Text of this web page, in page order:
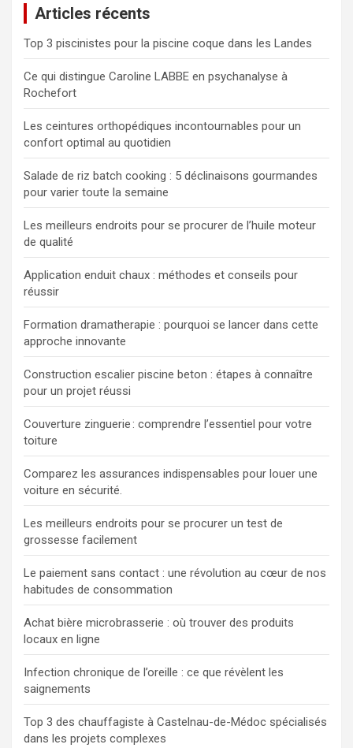
c
h
e
r
Articles récents
Top 3 piscinistes pour la piscine coque dans les Landes
Ce qui distingue Caroline LABBE en psychanalyse à
Rochefort
Les ceintures orthopédiques incontournables pour un
confort optimal au quotidien
Salade de riz batch cooking : 5 déclinaisons gourmandes
pour varier toute la semaine
Les meilleurs endroits pour se procurer de l’huile moteur
de qualité
Application enduit chaux : méthodes et conseils pour
réussir
Formation dramatherapie : pourquoi se lancer dans cette
approche innovante
Construction escalier piscine beton : étapes à connaître
pour un projet réussi
Couverture zinguerie : comprendre l’essentiel pour votre
toiture
Comparez les assurances indispensables pour louer une
voiture en sécurité.
Les meilleurs endroits pour se procurer un test de
grossesse facilement
Le paiement sans contact : une révolution au cœur de nos
habitudes de consommation
Achat bière microbrasserie : où trouver des produits
locaux en ligne
Infection chronique de l’oreille : ce que révèlent les
saignements
Top 3 des chauffagiste à Castelnau-de-Médoc spécialisés
dans les projets complexes